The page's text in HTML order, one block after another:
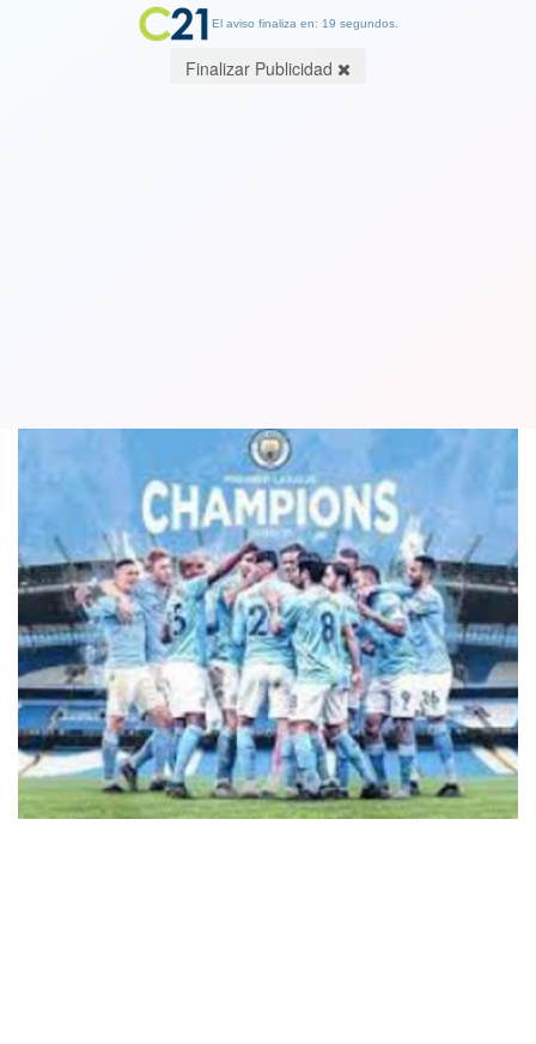
El aviso finaliza en: 19 segundos.
Finalizar Publicidad